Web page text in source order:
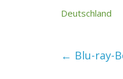
Deutschland
← Blu-ray-